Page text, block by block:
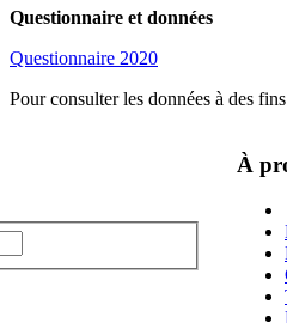
Questionnaire et données
Questionnaire 2020
Pour consulter les données à des
À